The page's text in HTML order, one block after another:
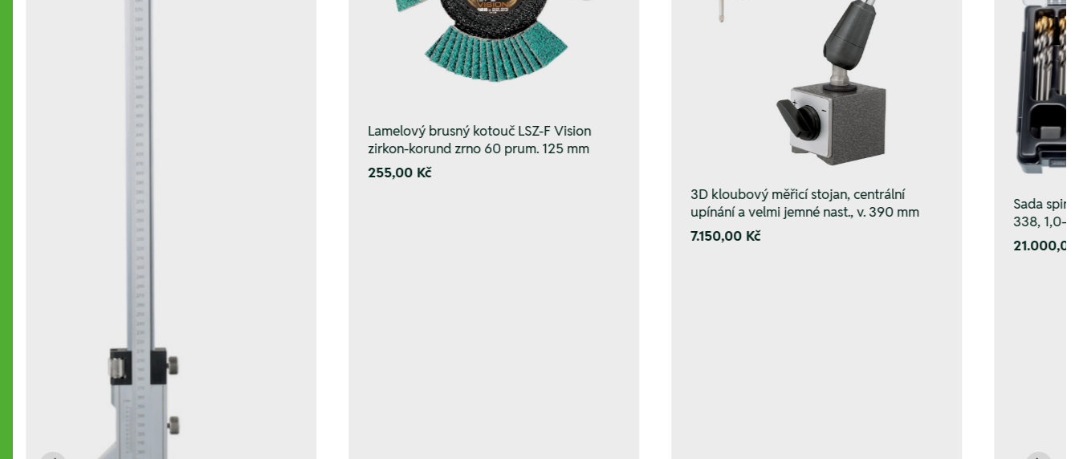
Lamelový brusný kotouč LSZ-F Vision
zirkon-korund zrno 60 prum. 125 mm
255,00 Kč
3D kloubový měřicí stojan, centrální
upínání a velmi jemné nast., v. 390 mm
7.150,00 Kč
Sada
338,